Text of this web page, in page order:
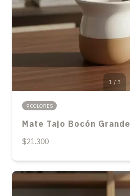
1 / 3
9 COLORES
Mate Tajo Bocón Grande
$21.300